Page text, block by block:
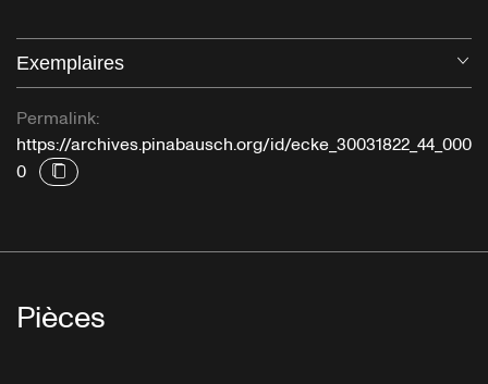
Exemplaires
Permalink:
https://archives.pinabausch.org/id/ecke_30031822_44_000
0
Pièces